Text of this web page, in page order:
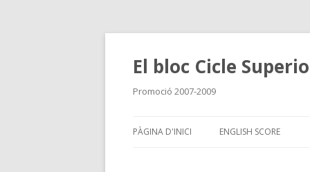
El bloc Cicle
Promoció 2007-2009
PÀGINA D'INICI ENGLISH SCORE